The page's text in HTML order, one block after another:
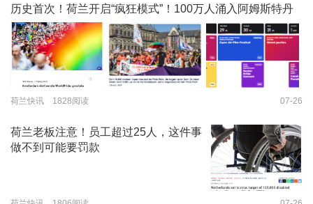
历史首次！荷兰开启“疯狂模式”！100万人涌入阿姆斯特丹
荷兰快讯 1828阅读 07-26
荷兰老板注意！员工超过25人，这件事
做不到可能要罚款